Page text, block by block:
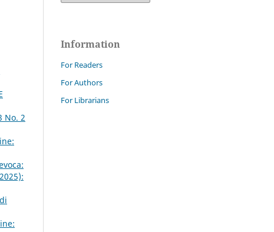
No. 2
Information
For Readers
For Authors
For Librarians